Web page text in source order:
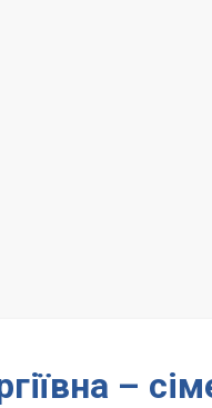
–